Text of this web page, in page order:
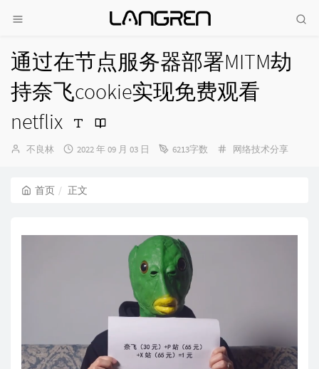
通过在节点服务器部署MITM劫
持奈飞cookie实现免费观看
netflix
博
不良林
发
间：
2022 年 09 月 03 日 6213字数
分
网络技术分享
首页 正文